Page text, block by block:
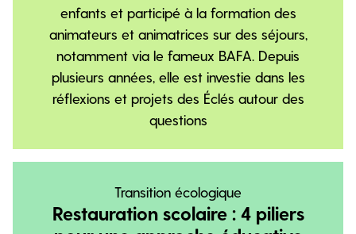
enfants et participé à la formation des
animateurs et animatrices sur des séjours,
notamment via le fameux BAFA. Depuis
plusieurs années, elle est investie dans les
réflexions et projets des Éclés autour des
questions
Transition écologique
Restauration scolaire : 4 piliers